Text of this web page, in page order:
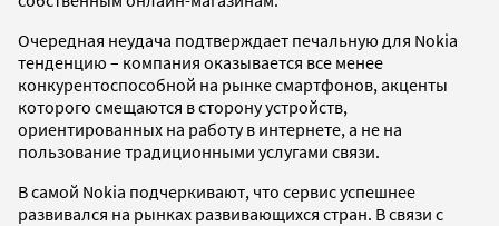
Очередная неудача подтверждает печальную для Nokia
тенденцию – компания оказывается все менее
конкурентоспособной на рынке смартфонов, акценты
которого смещаются в сторону устройств,
ориентированных на работу в интернете, а не на
пользование традиционными услугами связи.
В самой Nokia подчеркивают, что сервис успешнее
развивался на рынках развивающихся стран. В связи с